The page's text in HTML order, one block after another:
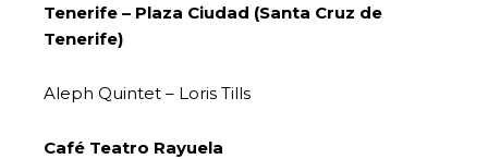
Tenerife – Plaza Ciudad (Santa Cruz de
Tenerife)
Aleph Quintet – Loris Tills
Café Teatro Rayuela